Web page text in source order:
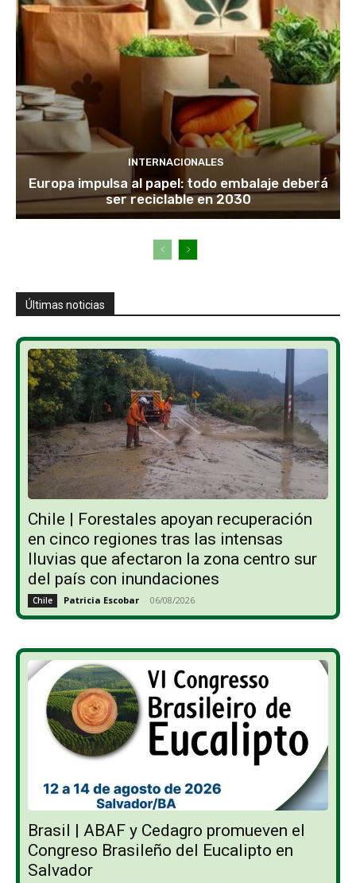
INTERNACIONALES
Europa impulsa al papel: todo embalaje deberá
ser reciclable en 2030
Últimas noticias
Chile | Forestales apoyan recuperación
en cinco regiones tras las intensas
lluvias que afectaron la zona centro sur
del país con inundaciones
Chile Patricia Escobar - 06/08/2026
Brasil | ABAF y Cedagro promueven el
Congreso Brasileño del Eucalipto en
Salvador